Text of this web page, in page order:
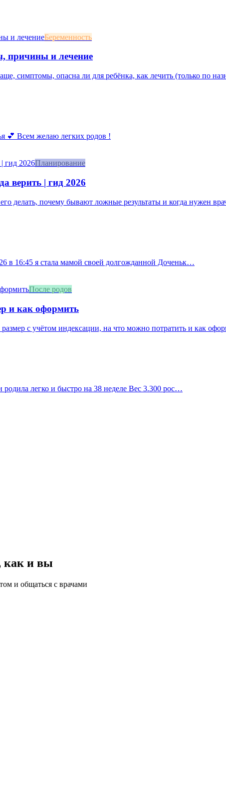
Беременность
причины и лечение
симптомы, опасна ли для ребёнка, как лечить (только по
💕 Всем желаю легких родов !
Планирование
верить | гид 2026
делать, почему бывают ложные результаты и когда нужен
в 16:45 я стала мамой своей долгожданной Доченьк…
После родов
и как оформить
с учётом индексации, на что можно потратить и как
родила легко и быстро на 38 неделе Вес 3.300 рос…
как и вы
и общаться с врачами